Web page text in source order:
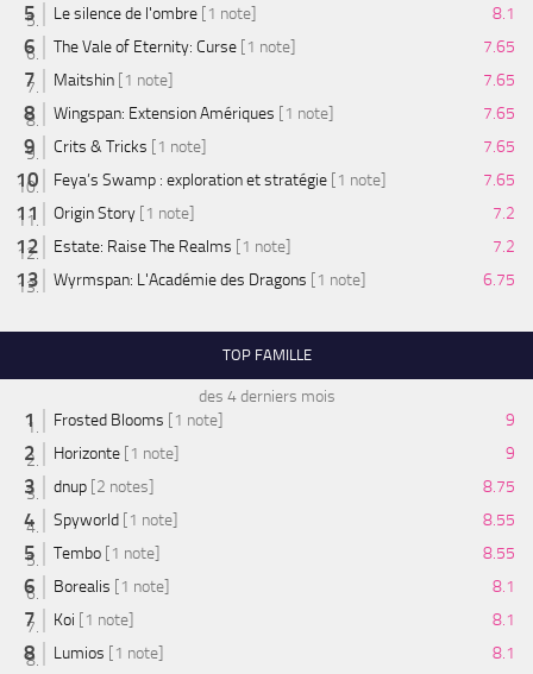
Le silence de l'ombre [1 note]
8.1
The Vale of Eternity: Curse [1 note]
7.65
Maitshin [1 note]
7.65
Wingspan: Extension Amériques [1 note]
7.65
Crits & Tricks [1 note]
7.65
Feya’s Swamp : exploration et stratégie [1 note]
7.65
Origin Story [1 note]
7.2
Estate: Raise The Realms [1 note]
7.2
Wyrmspan: L'Académie des Dragons [1 note] 6.75
TOP FAMILLE
des 4 derniers mois
Frosted Blooms [1 note]
9
Horizonte [1 note]
9
dnup [2 notes]
8.75
Spyworld [1 note]
8.55
Tembo [1 note]
8.55
Borealis [1 note]
8.1
Koi [1 note]
8.1
Lumios [1 note]
8.1